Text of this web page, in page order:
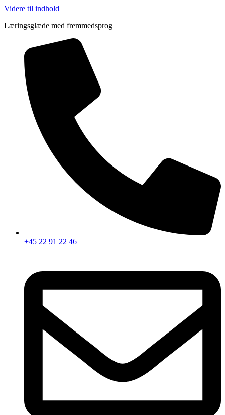
Videre til indhold
Læringsglæde med fremmedsprog
+45 22 91 22 46